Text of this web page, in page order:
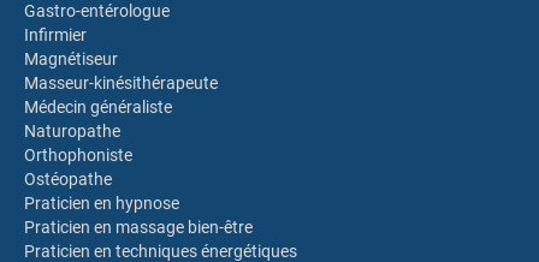
Gastro-entérologue
Infirmier
Magnétiseur
Masseur-kinésithérapeute
Médecin généraliste
Naturopathe
Orthophoniste
Ostéopathe
Praticien en hypnose
Praticien en massage bien-être
Praticien en techniques énergétiques